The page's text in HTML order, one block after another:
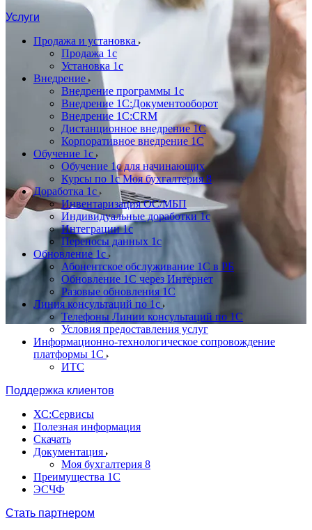
Услуги
Продажа и установка
Продажа 1с
Установка 1с
Внедрение
Внедрение программы 1с
Внедрение 1С:Документооборот
Внедрение 1С:CRM
Дистанционное внедрение 1С
Корпоративное внедрение 1С
Обучение 1с
Обучение 1с для начинающих
Курсы по 1с Моя бухгалтерия 8
Доработка 1с
Инвентаризация ОС/МБП
Индивидуальные доработки 1с
Интеграции 1с
Переносы данных 1с
Обновление 1с
Абонентское обслуживание 1С в РБ
Обновление 1С через Интернет
Разовые обновления 1С
Линия консультаций по 1с
Телефоны Линии консультаций по 1С
Условия предоставления услуг
Информационно-технологическое сопровождение
платформы 1С
ИТС
Поддержка клиентов
ХС:Сервисы
Полезная информация
Скачать
Документация
Моя бухгалтерия 8
Преимущества 1С
ЭСЧФ
Стать партнером